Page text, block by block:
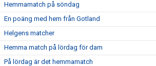
Hemmamatch på söndag
En poäng med hem från Gotland
Helgens matcher
Hemma match på lördag för dam
På lördag är det hemmamatch